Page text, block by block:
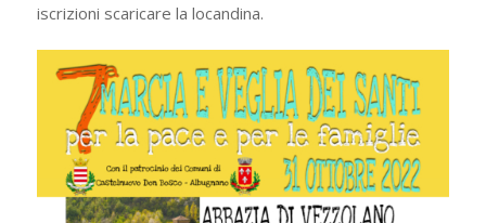
iscrizioni scaricare la locandina.